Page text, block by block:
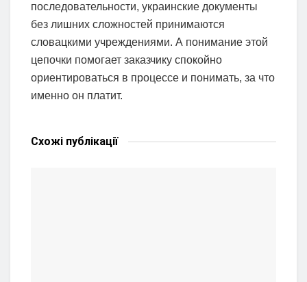
последовательности, украинские документы
без лишних сложностей принимаются
словацкими учреждениями. А понимание этой
цепочки помогает заказчику спокойно
ориентироваться в процессе и понимать, за что
именно он платит.
Схожі публікації